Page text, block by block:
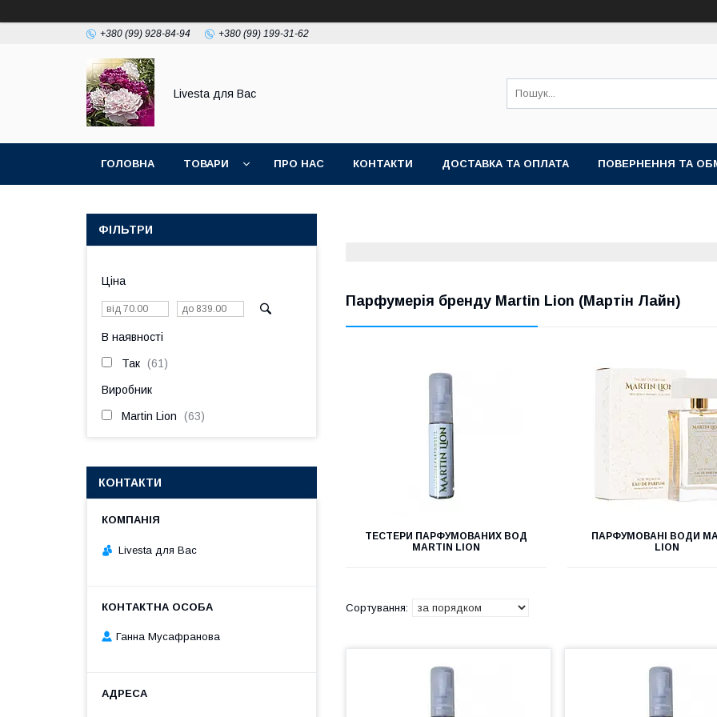
+380 (99) 928-84-94 +380 (99) 199-31-62
Livesta для Вас
ГОЛОВНА ТОВАРИ ПРО НАС КОНТАКТИ ДОСТАВКА ТА ОПЛАТА ПОВЕРНЕННЯ ТА
Парфумерія бренду Martin Lion (Мартін Лайн)
ТЕСТЕРИ ПАРФУМОВАНИХ ВОД
MARTIN LION
ПАРФУМОВАНІ ВОДИ
LION
ФІЛЬТРИ
Ціна
В наявності
Так 61
Виробник
Martin Lion 63
КОНТАКТИ
Livesta для Вас
Ганна Мусафранова